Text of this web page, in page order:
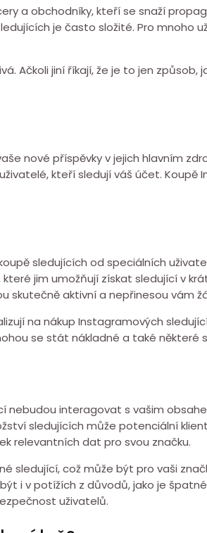
a obchodníky, kteří se snaží
je často složité. Pro mnoho
Ačkoli jiní říkají, že je to jen způsob,
nové příspěvky v jejich hlavním
kteří sledují váš účet. Koupě
sledujících od speciálních
jim umožňují získat sledující v
skutečně aktivní a nepřinesou vám
na nákup Instagramových
se stát nákladné a také
nebudou interagovat s vašim
sledujících může potenciální
relevantních dat pro svou značku.
sledující, což může být pro vaši
i v potížích z důvodů, jako je
uživatelů.